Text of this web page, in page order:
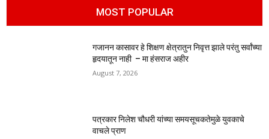
MOST POPULAR
गजानन कासावर हे शिक्षण क्षेत्रातुन निवृत्त झाले परंतु सर्वांच्या
हृदयातून नाही – मा हंसराज अहीर
August 7, 2026
पत्रकार निलेश चौधरी यांच्या समयसूचकतेमुळे युवकाचे
वाचले प्राण